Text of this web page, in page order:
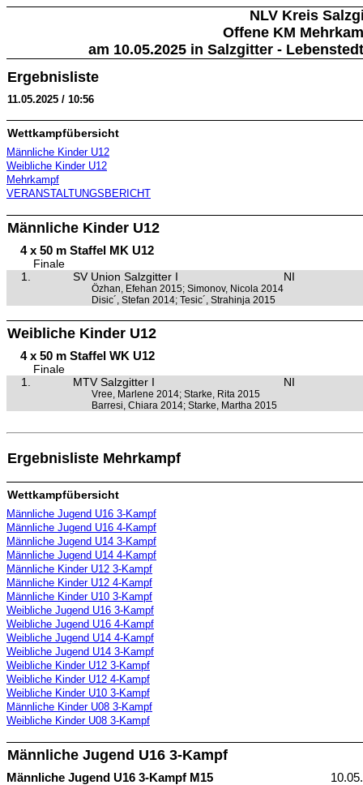
NLV Kreis
Offene KM
am 10.05.2025 in Salzgitter -
Ergebnisliste
11.05.2025 / 10:56
Wettkampfübersicht
Männliche Kinder U12
Weibliche Kinder U12
Mehrkampf
VERANSTALTUNGSBERICHT
Männliche Kinder U12
4 x 50 m Staffel MK U12
Finale
1.
SV Union Salzgitter I NI
Özhan, Efehan 2015; Simonov, Nicola 2014
Disic´, Stefan 2014; Tesic´, Strahinja 2015
Weibliche Kinder U12
4 x 50 m Staffel WK U12
Finale
1.
MTV Salzgitter I NI
Vree, Marlene 2014; Starke, Rita 2015
Barresi, Chiara 2014; Starke, Martha 2015
Ergebnisliste Mehrkampf
Wettkampfübersicht
Männliche Jugend U16 3-Kampf
Männliche Jugend U16 4-Kampf
Männliche Jugend U14 3-Kampf
Männliche Jugend U14 4-Kampf
Männliche Kinder U12 3-Kampf
Männliche Kinder U12 4-Kampf
Männliche Kinder U10 3-Kampf
Weibliche Jugend U16 3-Kampf
Weibliche Jugend U16 4-Kampf
Weibliche Jugend U14 4-Kampf
Weibliche Jugend U14 3-Kampf
Weibliche Kinder U12 3-Kampf
Weibliche Kinder U12 4-Kampf
Weibliche Kinder U10 3-Kampf
Männliche Kinder U08 3-Kampf
Weibliche Kinder U08 3-Kampf
Männliche Jugend U16 3-Kampf
Männliche Jugend U16 3-Kampf M15